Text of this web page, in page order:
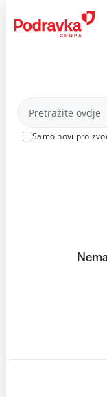
content
Samo novi